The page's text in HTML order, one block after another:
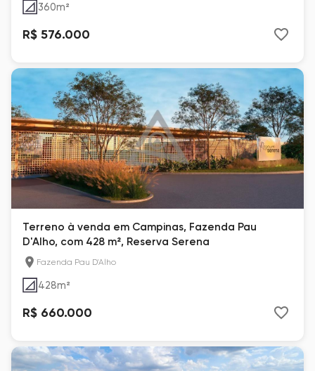
360m²
R$ 576.000
Terreno à venda em Campinas, Fazenda Pau
D'Alho, com 428 m², Reserva Serena
Fazenda Pau D'Alho
428m²
R$ 660.000